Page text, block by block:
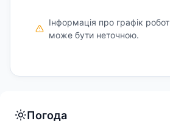
Інформація про графік
може бути неточною.
Погода